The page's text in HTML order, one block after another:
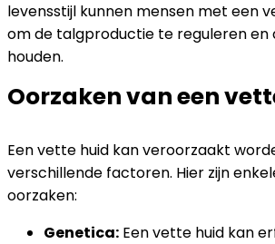
levensstijl kunnen mensen met een
om de talgproductie te reguleren en
houden.
Oorzaken van een
Een vette huid kan veroorzaakt
verschillende factoren. Hier zijn
oorzaken:
Genetica: Een vette huid kan